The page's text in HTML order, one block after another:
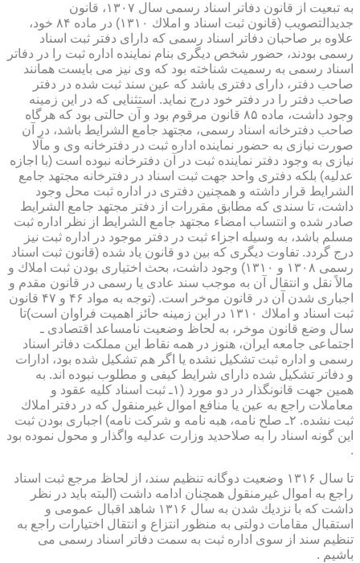
به تبعیت از قانون دفاتر اسناد رسمی سال ۱۳۰۷، قانون
جدیدالتصویب (قانون ثبت اسناد و املاك ۱۳۱۰) در ماده ۸۴ خود،
علاوه بر صاحبان دفاتر اسناد رسمی كه دارای دفتر ثبت اسناد
رسمی بودند، حضور شخص دیگری بنام نماینده اداره ثبت را در دفاتر
اسناد رسمی به رسمیت شناخته بود كه وی نیز می بایست همانند
صاحب دفتر، دارای دفتری باشد كه عین سند ثبت شده در دفتر
صاحب دفتر را در دفتر خود درج نماید. استثنایی كه در این زمینه
وجود داشت، ماده ۸۵ قانون مرقوم بود و آن حالتی بود كه هرگاه
صاحب دفترخانه اسناد رسمی، مجتهد جامع الشرایط باشد، در آن
صورت نیازی به حضور نماینده اداره ثبت در دفترخانه وی و مآلا
نیازی به وجود دفتر نماینده ثبت در آن دفترخانه نبوده است (با اجازه
عدلیه) بلكه دفتری واحد جهت ثبت اسناد در دفترخانه مجتهد جامع
الشرایط قرار داشته و همچنین دفتری در اداره ثبت محل وجود
داشت، تا سندی كه مطابق مقررات از دفتر مجتهد جامع الشرایط
صادر شده و انتساب امضاء مجتهد جامع الشرایط از نظر اداره ثبت
مسلم باشد، به وسیله اجزاء ثبت در دفتر موجود در اداره ثبت نیز
درج گردد. تفاوت دیگری كه بین دو قانون یاد شده (قانون ثبت اسناد
رسمی ۱۳۰۸ و ۱۳۱۰) وجود داشت، بحث اختیاری بودن ثبت املاك و
مالاً نقل و انتقال آن به موجب سند عادی یا رسمی در قانون مقدم و
اجباری شدن آن در قانون موخر است. (توجه به مواد ۴۶ و ۴۷ قانون
ثبت اسناد و املاك ۱۳۱۰ در این زمینه حائز اهمیت فراوان است)تا
سال وضع قانون موخر، به لحاظ وضعیت نامساعد اقتصادی ـ
اجتماعی جامعه ایران، هنوز در همه نقاط این مملكت دفاتر اسناد
رسمی و اداره ثبت تشكیل نشده یا اگر هم تشكیل شده بود، ادارات
و دفاتر تشكیل شده دارای شرایط كیفی و مطلوب نبوده اند. به
همین جهت قانونگذار در دو مورد (۱ـ ثبت اسناد كلیه عقود و
معاملات راجع به عین یا منافع اموال غیرمنقول كه در دفتر املاك
ثبت نشده. ۲ـ صلح نامه، هبه نامه و شركت نامه) اجباری بودن ثبت
این گونه اسناد را به صلاحدید وزارت عدلیه واگذار و محول نموده بود
.
تا سال ۱۳۱۶ وضعیت دوگانه تنظیم سند، از لحاظ مرجع ثبت اسناد
راجع به اموال غیرمنقول همچنان ادامه داشت (البته باید در نظر
داشت كه با نزدیك شدن به سال ۱۳۱۶ شاهد اقبال عمومی و
استقبال مقامات دولتی به منظور انتزاع و انتقال اختیارات راجع به
تنظیم سند از سوی اداره ثبت به سمت دفاتر اسناد رسمی می
باشیم .